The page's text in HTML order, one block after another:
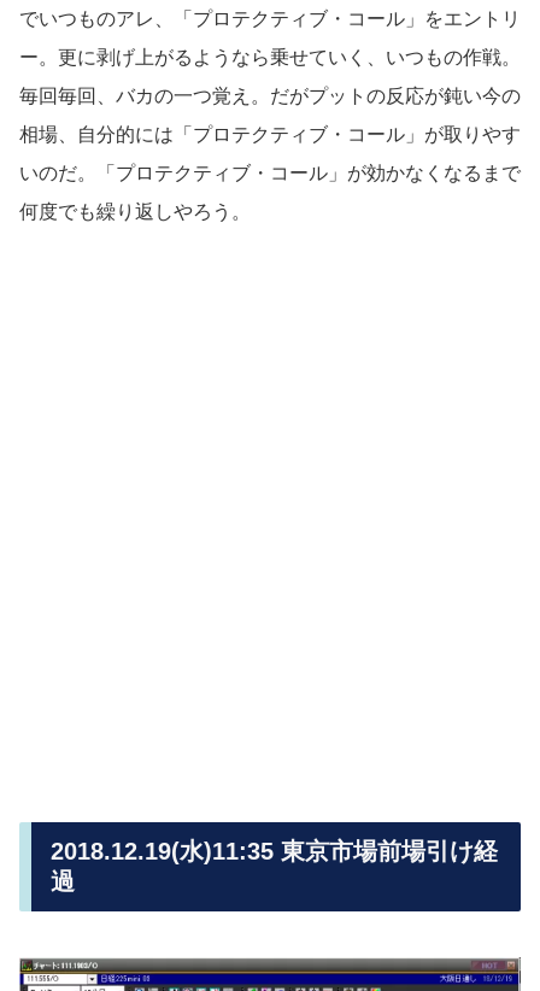
でいつものアレ、「プロテクティブ・コール」をエントリ
ー。更に剥げ上がるようなら乗せていく、いつもの作戦。
毎回毎回、バカの一つ覚え。だがプットの反応が鈍い今の
相場、自分的には「プロテクティブ・コール」が取りやす
いのだ。「プロテクティブ・コール」が効かなくなるまで
何度でも繰り返しやろう。
2018.12.19(水)11:35 東京市場前場引け経
過